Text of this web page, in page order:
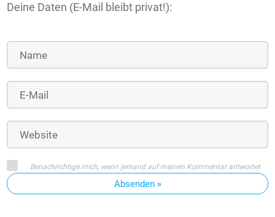
Deine Daten (E-Mail bleibt privat!):
Benachrichtige mich, wenn jemand auf meinen Kommentar antwortet
Absenden »